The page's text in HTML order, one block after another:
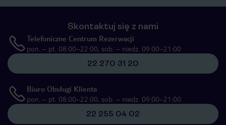
Skontaktuj się z nami
Telefoniczne Centrum Rezerwacji
pon. – pt. 08:00–22:00, sob. – niedz. 09:00–21:00
22 270 31 20
Biuro Obsługi Klienta
pon. – pt. 08:00–22:00, sob. – niedz. 09:00–21:00
22 255 04 02